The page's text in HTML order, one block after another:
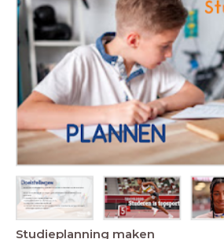
Studieplanning maken